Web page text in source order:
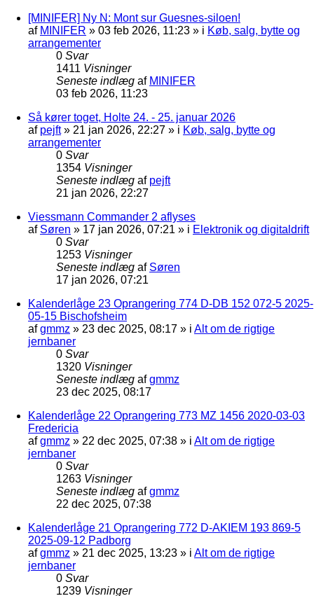
[MINIFER] Ny N: Mont sur Guesnes-siloen!
af MINIFER » 03 feb 2026, 11:23 » i Køb, salg, bytte og
arrangementer
0 Svar
1411 Visninger
Seneste indlæg af MINIFER
03 feb 2026, 11:23
Så kører toget, Holte 24. - 25. januar 2026
af pejft» 21 jan 2026, 22:27 » i Køb, salg, bytte og
arrangementer
0 Svar
1354 Visninger
Seneste indlæg af pejft
21 jan 2026, 22:27
Viessmann Commander 2 aflyses
af Søren » 17 jan 2026, 07:21 » i Elektronik og digitaldrift
0 Svar
1253 Visninger
Seneste indlæg af Søren
17 jan 2026, 07:21
Kalenderlåge 23 Oprangering 774 D-DB 152 072-5 2025-
05-15 Bischofsheim
afgmmz » 23 dec 2025, 08:17 » i Alt om de rigtige
jernbaner
0 Svar
1320 Visninger
Seneste indlæg afgmmz
23 dec 2025, 08:17
Kalenderlåge 22 Oprangering 773 MZ 1456 2020-03-03
Fredericia
afgmmz » 22 dec 2025, 07:38 » i Alt om de rigtige
jernbaner
0 Svar
1263 Visninger
Seneste indlæg afgmmz
22 dec 2025, 07:38
Kalenderlåge 21 Oprangering 772 D-AKIEM 193 869-5
2025-09-12 Padborg
afgmmz » 21 dec 2025, 13:23 » i Alt om de rigtige
jernbaner
0 Svar
1239 Visninger